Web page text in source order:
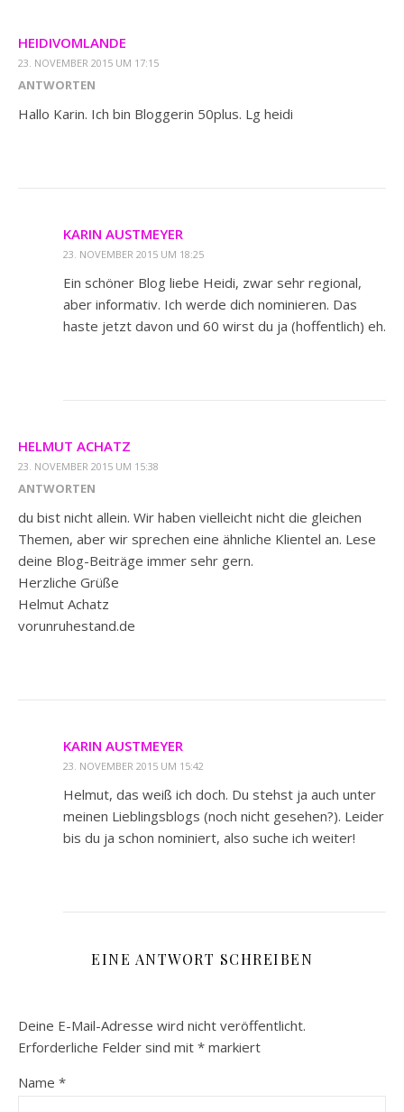
HEIDIVOMLANDE
23. NOVEMBER 2015 UM 17:15
ANTWORTEN
Hallo Karin. Ich bin Bloggerin 50plus. Lg heidi
KARIN AUSTMEYER
23. NOVEMBER 2015 UM 18:25
Ein schöner Blog liebe Heidi, zwar sehr regional,
aber informativ. Ich werde dich nominieren. Das
haste jetzt davon und 60 wirst du ja (hoffentlich) eh.
HELMUT ACHATZ
23. NOVEMBER 2015 UM 15:38
ANTWORTEN
du bist nicht allein. Wir haben vielleicht nicht die gleichen
Themen, aber wir sprechen eine ähnliche Klientel an. Lese
deine Blog-Beiträge immer sehr gern.
Herzliche Grüße
Helmut Achatz
vorunruhestand.de
KARIN AUSTMEYER
23. NOVEMBER 2015 UM 15:42
Helmut, das weiß ich doch. Du stehst ja auch unter
meinen Lieblingsblogs (noch nicht gesehen?). Leider
bis du ja schon nominiert, also suche ich weiter!
EINE ANTWORT SCHREIBEN
Deine E-Mail-Adresse wird nicht veröffentlicht.
Erforderliche Felder sind mit * markiert
Name *